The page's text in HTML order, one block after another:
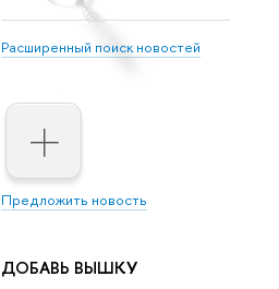
Расширенный поиск новостей
Предложить новость
ДОБАВЬ ВЫШКУ